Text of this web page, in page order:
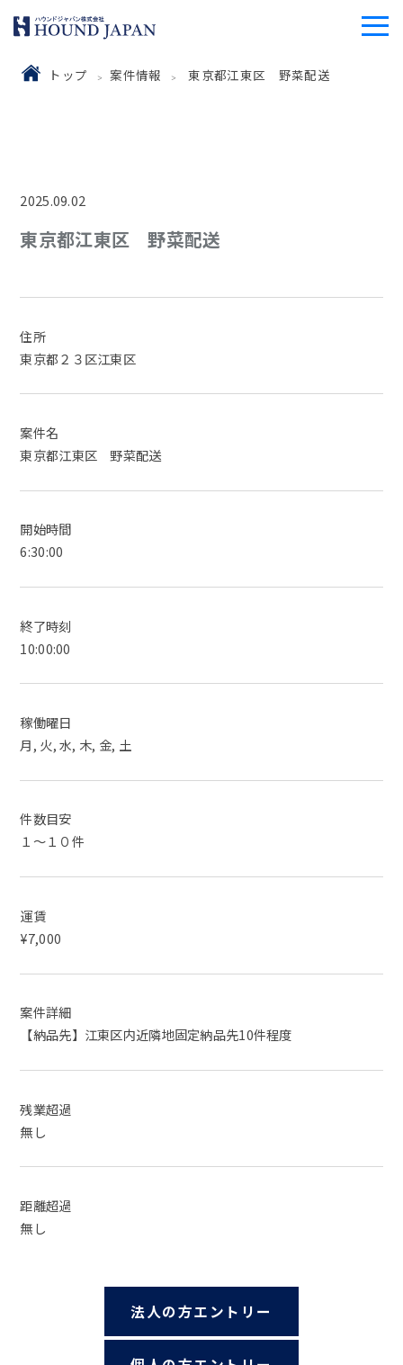
トップ 案件情報 東京都江東区 野菜配送
2025.09.02
東京都江東区 野菜配送
住所
東京都２３区江東区
案件名
東京都江東区 野菜配送
開始時間
6:30:00
終了時刻
10:00:00
稼働曜日
月, 火, 水, 木, 金, 土
件数目安
１～１０件
運賃
¥7,000
案件詳細
【納品先】江東区内近隣地固定納品先10件程度
残業超過
無し
距離超過
無し
法人の方エントリー